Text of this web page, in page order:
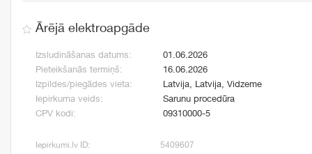
Ārējā elektroapgāde
Izsludināšanas datums:
01.06.2026
Pieteikšanās termiņš:
16.06.2026
Izpildes/piegādes vieta:
Latvija, Latvija, Vidzeme
Iepirkuma veids:
Sarunu procedūra
CPV kodi:
09310000-5
Iepirkumi.lv ID: 5409607